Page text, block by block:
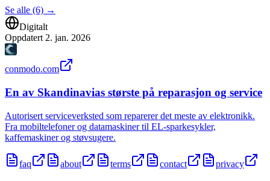
Se alle (6) →
Digitalt
Oppdatert 2. jan. 2026
conmodo.com
En av Skandinavias største på reparasjon og service
Autorisert serviceverksted som reparerer det meste av elektronikk.
Fra mobiltelefoner og datamaskiner til EL-sparkesykler,
kaffemaskiner og støvsugere.
faq about terms contact privacy